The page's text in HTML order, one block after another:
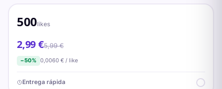
500likes
2,99 €5,99 €
−50% 0,0060 € / like
Entrega rápida